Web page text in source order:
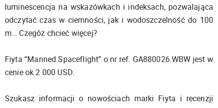
luminescencja na wskazówkach i indeksach, pozwalająca
odczytać czas w ciemności, jak i wodoszczelność do 100
m… Czegóż chcieć więcej?
Fiyta “Manned Spaceflight” o nr ref. GA880026.WBW jest w
cenie ok 2 000 USD.
Szukasz informacji o nowościach marki Fiyta i recenzji